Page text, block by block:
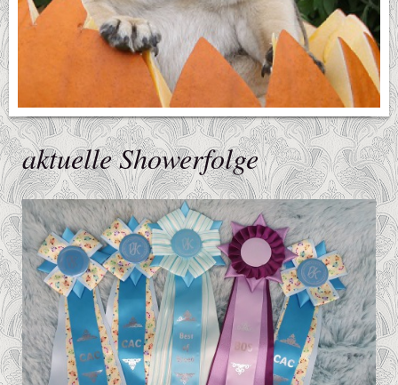
aktuelle Showerfolge